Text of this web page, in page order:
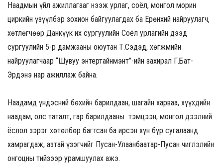
Наадмын үйл ажиллагааг нээж урлаг, соёл, монгол морин
циркийн үзүүлбэр зохион байгуулагдах ба Ерөнхий найруулагч,
хөтлөгчөөр Данкүүк их сургуулийн Соёл урлагийн дээд
сургуулийн 5-р дамжааны оюутан Т.Сэдэд, хөгжмийн
найруулагчаар “Шувуу энтертайнмэнт”-ийн захирал Г.Бат-
Эрдэнэ нар ажиллаж байна.
Наадамд үндэсний бөхийн барилдаан, шагайн харваа, хүүхдийн
наадам, олс таталт, гар барилдааны тэмцээн, монгол дээлний
ёслол зэрэг хөтөлбөр багтсан ба ирсэн хүн бүр сугалаанд
хамрагдаж, азтай үзэгчийг Пусан-Улаанбаатар-Пусан чиглэлийн
онгоцны тийзээр урамшуулах ажэ.